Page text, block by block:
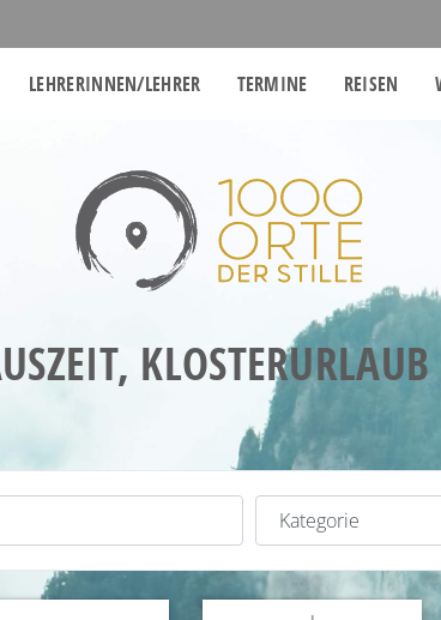
LEHRERINNEN/LEHRER TERMINE REISEN
Kategorie